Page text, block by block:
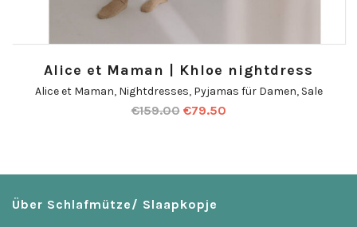
Alice et Maman | Khloe nightdress
Alice et Maman, Nightdresses, Pyjamas für Damen, Sale
€159.00 €79.50
Über Schlafmütze/ Slaapkopje